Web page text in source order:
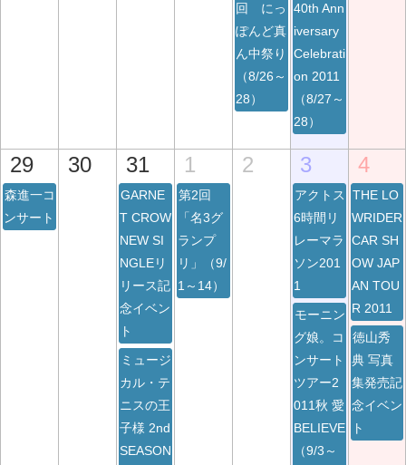
ミュージ
カル・テ
ニスの王
子様 2nd
SEASON
GARNE
T CROW
NEW SI
NGLEリ
リース記
念イベン
ト
森進一コ
ンサート
40th Ann
iversary
Celebrati
on 2011
（8/27～
28）
回 にっ
ぽんど真
ん中祭り
（8/26～
28）
THE LO
WRIDER
CAR SH
OW JAP
AN TOU
R 2011
徳山秀
典 写真
集発売記
念イベン
ト
モーニン
グ娘。コ
ンサート
ツアー2
011秋 愛
BELIEVE
（9/3～
アクトス
6時間リ
レーマラ
ソン201
1
第2回
「名3グ
ランプ
リ」（9/
1～14）
29 30 31 1 2 3 4